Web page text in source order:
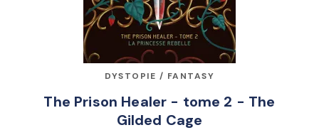
DYSTOPIE / FANTASY
The Prison Healer - tome 2 - The
Gilded Cage